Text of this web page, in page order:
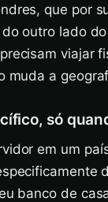
que por
outro lado
viajar
muda a
só
em um
banco de